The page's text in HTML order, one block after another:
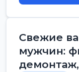
Свежие
мужчин: